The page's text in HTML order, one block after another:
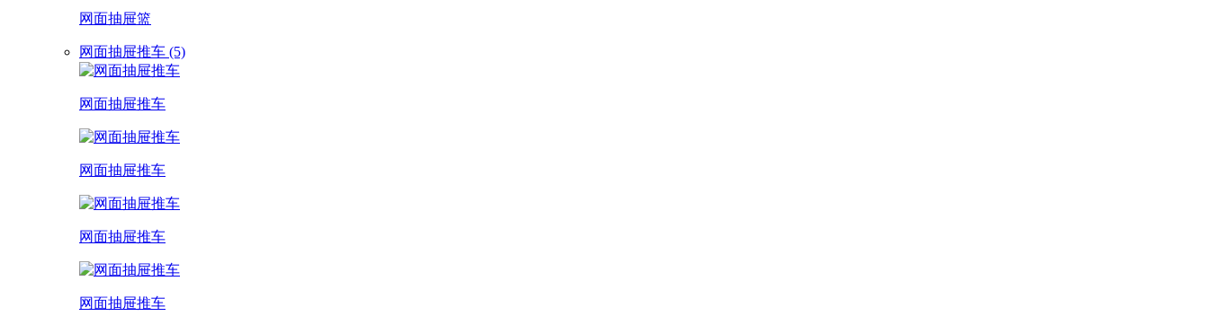
网面抽屉篮
网面抽屉推车 (5)
网面抽屉推车
网面抽屉推车
网面抽屉推车
网面抽屉推车